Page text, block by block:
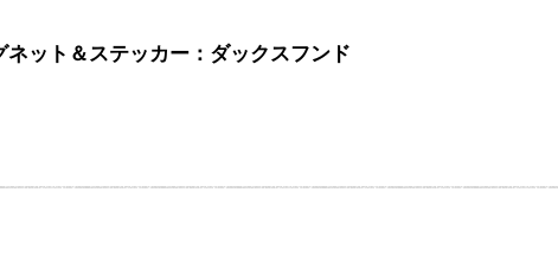
ット＆ステッカー：ダックスフンド